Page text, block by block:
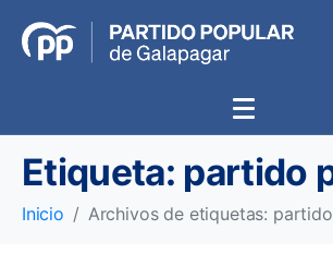
Etiqueta: partido
Inicio Archivos de etiquetas: